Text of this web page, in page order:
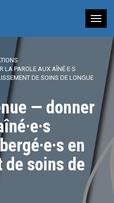
à
LA PAROLE AUX AÎNÉ·E·S
DE SOINS DE LONGUE
— donner
en
soins de